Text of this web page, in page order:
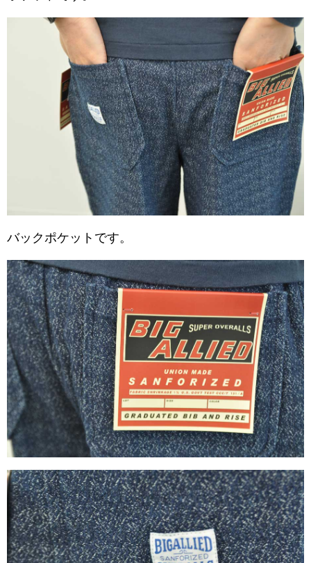
バックポケットです。